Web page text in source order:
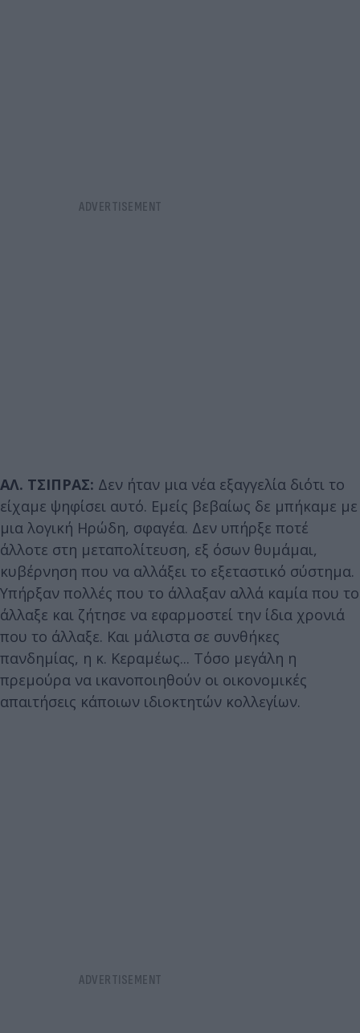
ΑΛ. ΤΣΙΠΡΑΣ: Δεν ήταν μια νέα εξαγγελία διότι το
είχαμε ψηφίσει αυτό. Εμείς βεβαίως δε μπήκαμε με
μια λογική Ηρώδη, σφαγέα. Δεν υπήρξε ποτέ
άλλοτε στη μεταπολίτευση, εξ όσων θυμάμαι,
κυβέρνηση που να αλλάξει το εξεταστικό σύστημα.
Υπήρξαν πολλές που το άλλαξαν αλλά καμία που το
άλλαξε και ζήτησε να εφαρμοστεί την ίδια χρονιά
που το άλλαξε. Και μάλιστα σε συνθήκες
πανδημίας, η κ. Κεραμέως... Τόσο μεγάλη η
πρεμούρα να ικανοποιηθούν οι οικονομικές
απαιτήσεις κάποιων ιδιοκτητών κολλεγίων.